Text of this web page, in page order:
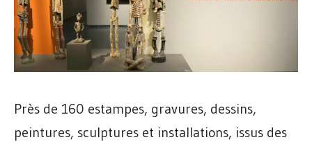
Près de 160 estampes, gravures, dessins,
peintures, sculptures et installations, issus des